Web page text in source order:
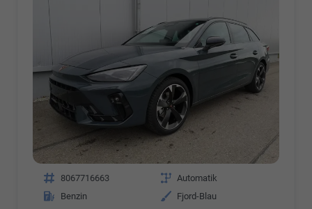
Fahrzeugnr. 8067716663 Getriebe Automatik
Kraftstoff
Benzin Außenfarbe
Fjord-Blau